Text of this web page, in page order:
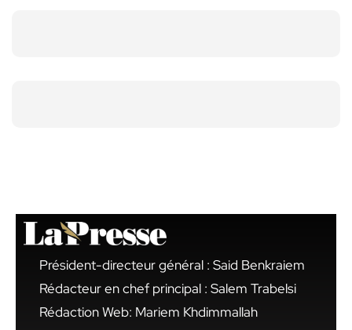
Président-directeur général : Said Benkraiem
Rédacteur en chef principal : Salem Trabelsi
Rédaction Web: Mariem Khdimmallah